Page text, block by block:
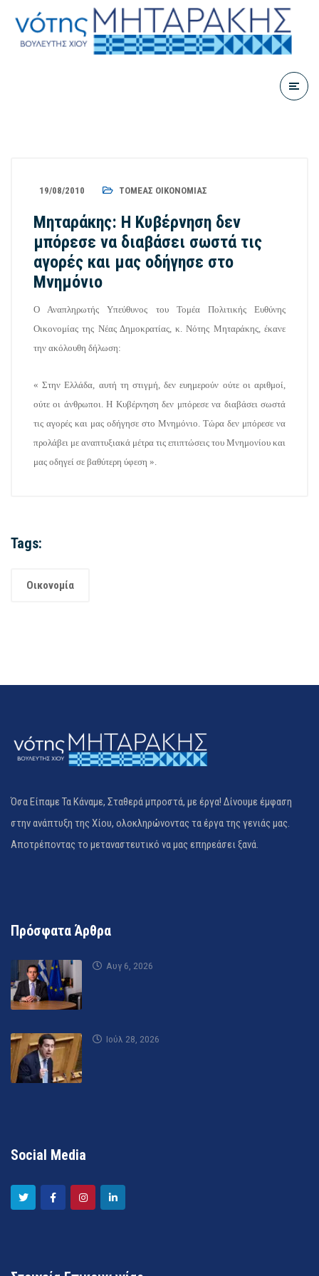
19/08/2010 ΤΟΜΈΑΣ ΟΙΚΟΝΟΜΊΑΣ
Μηταράκης: Η Κυβέρνηση δεν
μπόρεσε να διαβάσει σωστά τις
αγορές και μας οδήγησε στο
Μνημόνιο
Ο Αναπληρωτής Υπεύθυνος του Τομέα Πολιτικής Ευθύνης
Οικονομίας της Νέας Δημοκρατίας, κ. Νότης Μηταράκης, έκανε
την ακόλουθη δήλωση:
« Στην Ελλάδα, αυτή τη στιγμή, δεν ευημερούν ούτε οι αριθμοί,
ούτε οι άνθρωποι. Η Κυβέρνηση δεν μπόρεσε να διαβάσει σωστά
τις αγορές και μας οδήγησε στο Μνημόνιο. Τώρα δεν μπόρεσε να
προλάβει με αναπτυξιακά μέτρα τις επιπτώσεις του Μνημονίου και
μας οδηγεί σε βαθύτερη ύφεση ».
Tags:
Οικονομία
Όσα Είπαμε Τα Κάναμε, Σταθερά μπροστά, με έργα! Δίνουμε έμφαση
στην ανάπτυξη της Χίου, ολοκληρώνοντας τα έργα της γενιάς μας.
Αποτρέποντας το μεταναστευτικό να μας επηρεάσει ξανά.
Πρόσφατα Άρθρα
Αυγ 6, 2026
Ιούλ 28, 2026
Social Media